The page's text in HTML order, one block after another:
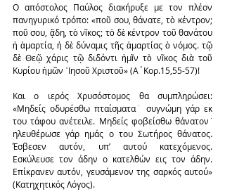
Ο απόστολος Παύλος διακήρυξε με τον πλέον
πανηγυρικό τρόπο: «ποῦ σου, θάνατε, τὸ κέντρον;
ποῦ σου, ᾅδη, τὸ νῖκος; τὸ δὲ κέντρον τοῦ θανάτου
ἡ ἁμαρτία, ἡ δὲ δύναμις τῆς ἁμαρτίας ὁ νόμος. τῷ
δὲ Θεῷ χάρις τῷ διδόντι ἡμῖν τὸ νῖκος διὰ τοῦ
Κυρίου ἡμῶν ᾿Ιησοῦ Χριστοῦ» (Α΄Κορ.15,55-57)!
Και ο ιερός Χρυσόστομος θα συμπληρώσει:
«Μηδείς οδυρέσθω πταίσματα˙ συγνώμη γάρ εκ
του τάφου ανέτειλε. Μηδείς φοβείσθω θάνατον˙
ηλευθέρωσε γάρ ημάς ο του Σωτήρος θάνατος.
Έσβεσεν αυτόν, υπ’ αυτού κατεχόμενος.
Εσκύλευσε τον άδην ο κατελθών εις τον άδην.
Επίκρανεν αυτόν, γευσάμενον της σαρκός αυτού»
(Κατηχητικός Λόγος).